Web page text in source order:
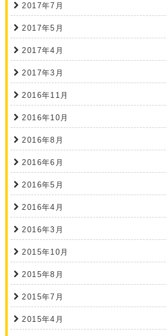
2017年7月
2017年5月
2017年4月
2017年3月
2016年11月
2016年10月
2016年8月
2016年6月
2016年5月
2016年4月
2016年3月
2015年10月
2015年8月
2015年7月
2015年4月